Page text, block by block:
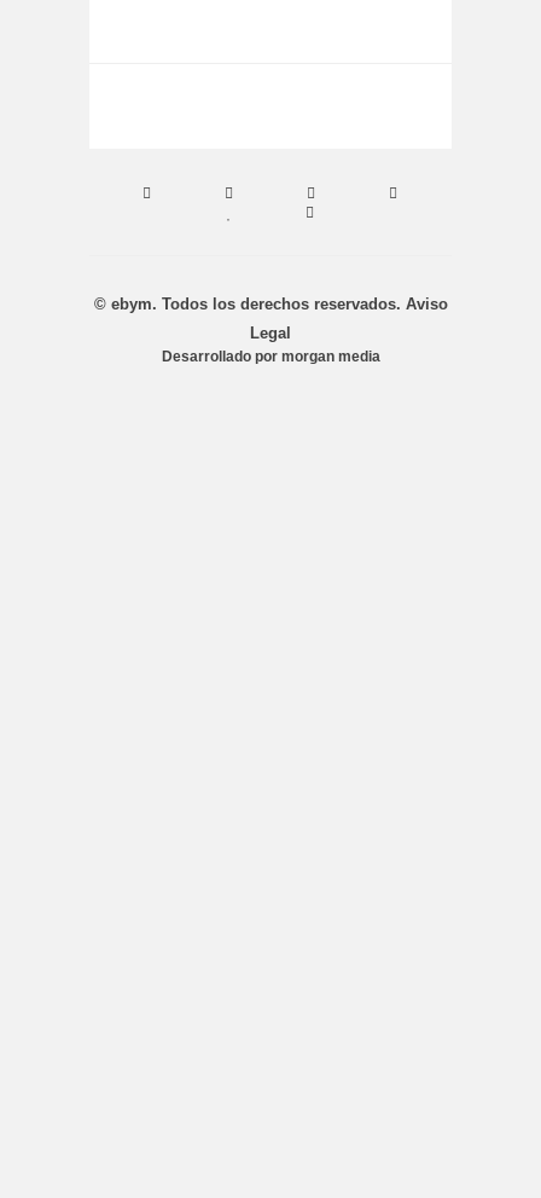
© ebym. Todos los derechos reservados. Aviso
Legal
Desarrollado por morgan media